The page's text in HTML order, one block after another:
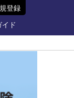
登録
ド